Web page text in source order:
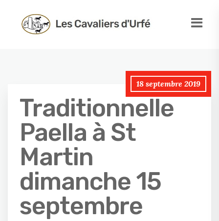
18 septembre 2019
Traditionnelle
Paella à St
Martin
dimanche 15
septembre